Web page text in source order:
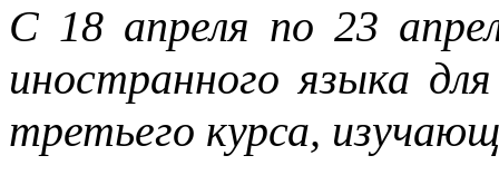
С 18 апреля по 23
иностранного языка
третьего курса,